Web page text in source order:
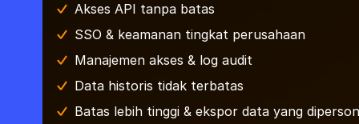
Akses API tanpa batas
SSO & keamanan tingkat perusahaan
Manajemen akses & log audit
Data historis tidak terbatas
Batas lebih tinggi & ekspor data yang